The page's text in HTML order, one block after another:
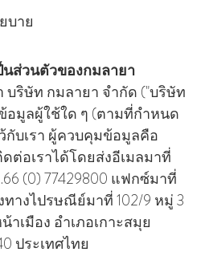
บาย
ส่วนตัวของกมลายา
บริษัท กมลายา จํากัด ("บริษัท
อมูลผู้ใช้ใด ๆ (ตามที่กําหนด
บเรา ผู้ควบคุมข้อมูลคือ
ต่อเราได้โดยส่งอีเมลมาที่
.66 (0) 77429800 แฟกซ์มาที่
ทางไปรษณีย์มาที่ 102/9 หมู่ 3
เมือง อําเภอเกาะสมุย
ประเทศไทย